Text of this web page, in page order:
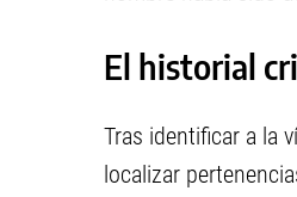
El historial
Tras identificar a la
localizar